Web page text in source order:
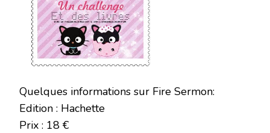
Quelques informations sur Fire Sermon:
Edition : Hachette
Prix : 18 €